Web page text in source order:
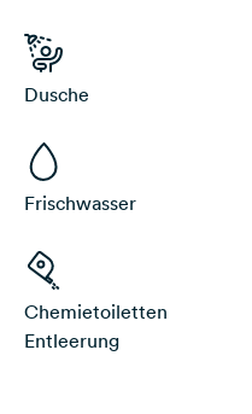
Dusche
Frischwasser
Chemietoiletten
Entleerung